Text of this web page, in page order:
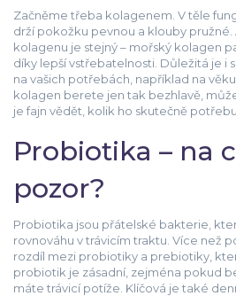
Začněme třeba kolagenem. V těle
drží pokožku pevnou a klouby pružné.
kolagenu je stejný – mořský kolagen
díky lepší vstřebatelnosti. Důležitá je i
na vašich potřebách, například na
kolagen berete jen tak bezhlavě,
je fajn vědět, kolik ho skutečně
Probiotika – na
pozor?
Probiotika jsou přátelské bakterie,
rovnováhu v trávicím traktu. Více než
rozdíl mezi probiotiky a prebiotiky,
probiotik je zásadní, zejména pokud
máte trávicí potíže. Klíčová je také